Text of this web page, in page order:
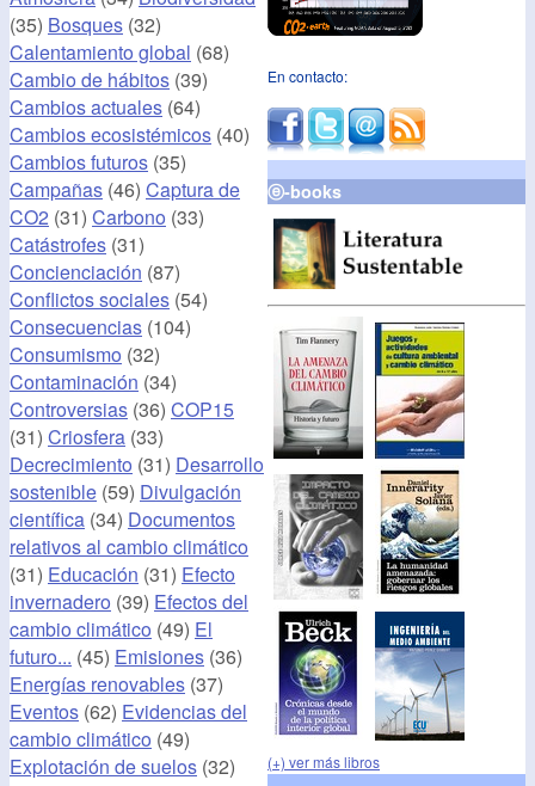
(35) Bosques (32)
Calentamiento global (68)
Cambio de hábitos (39)
Cambios actuales (64)
Cambios ecosistémicos (40)
Cambios futuros (35)
Campañas (46) Captura de
CO2 (31) Carbono (33)
Catástrofes (31)
Concienciación (87)
Conflictos sociales (54)
Consecuencias (104)
Consumismo (32)
Contaminación (34)
Controversias (36) COP15
(31) Criosfera (33)
Decrecimiento (31) Desarrollo
sostenible (59) Divulgación
científica (34) Documentos
relativos al cambio climático
(31) Educación (31) Efecto
invernadero (39) Efectos del
cambio climático (49) El
futuro... (45) Emisiones (36)
Energías renovables (37)
Eventos (62) Evidencias del
cambio climático (49)
Explotación de suelos (32)
En contacto:
ⓔ-books
(+) ver más libros